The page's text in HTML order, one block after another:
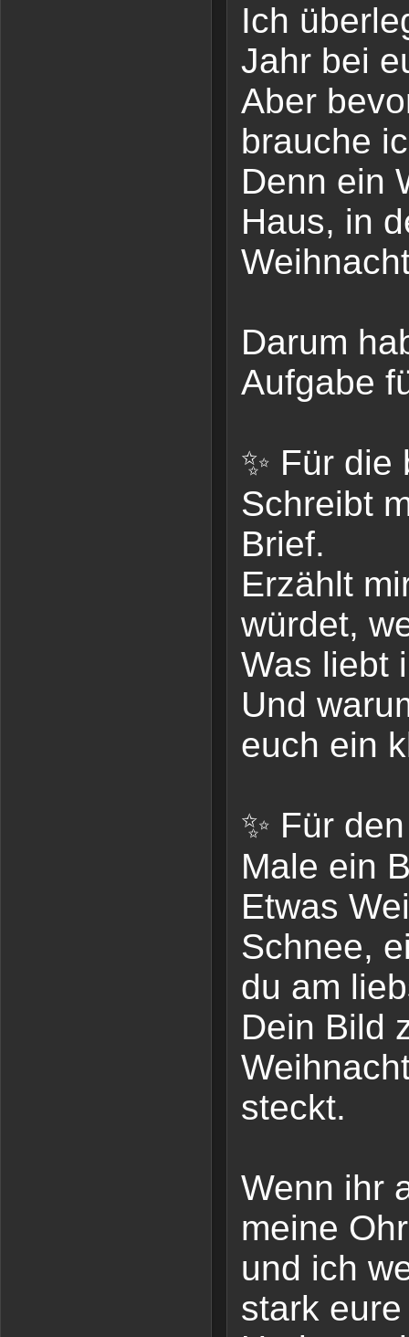
Ich
Jahr bei
Aber
brauche
Denn ein
Haus, in
Darum
Aufgabe
✨ Für die
Schreibt
Brief.
Erzählt
würdet,
Was liebt
Und
euch ein
✨ Für
Male ein
Etwas
Schnee,
du am
Dein Bild
steckt.
Wenn ihr
meine
und ich
stark